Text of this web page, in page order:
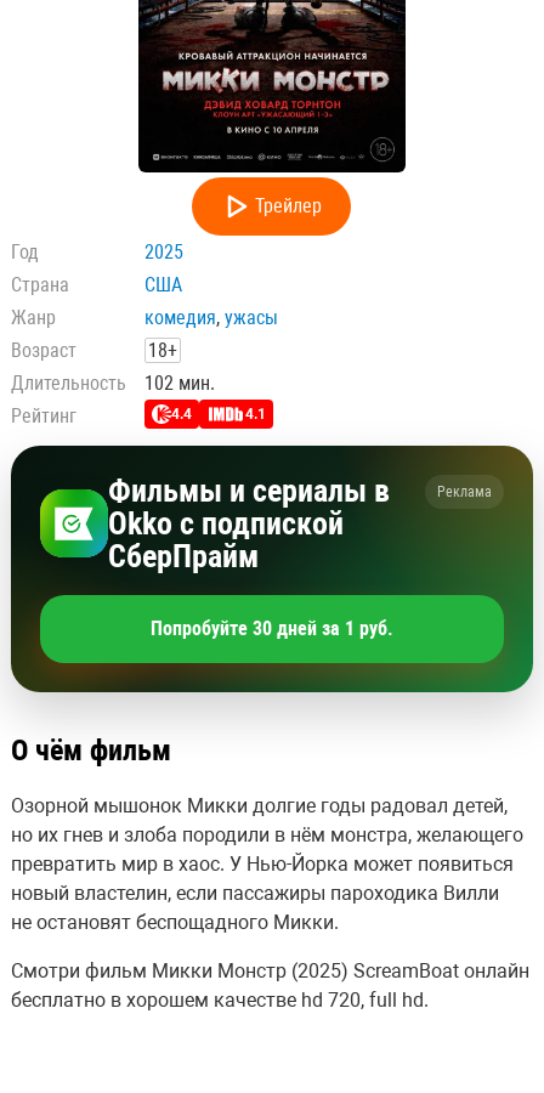
Трейлер
Год
2025
Страна
США
Жанр
комедия, ужасы
Возраст
18+
Длительность
102 мин.
Рейтинг
4.4 4.1
Фильмы и сериалы в
Okko с подпиской
СберПрайм
Реклама
Попробуйте 30 дней за 1 руб.
О чём фильм
Озорной мышонок Микки долгие годы радовал детей,
но их гнев и злоба породили в нём монстра, желающего
превратить мир в хаос. У Нью-Йорка может появиться
новый властелин, если пассажиры пароходика Вилли
не остановят беспощадного Микки.
Смотри фильм Микки Монстр (2025) ScreamBoat онлайн
бесплатно в хорошем качестве hd 720, full hd.